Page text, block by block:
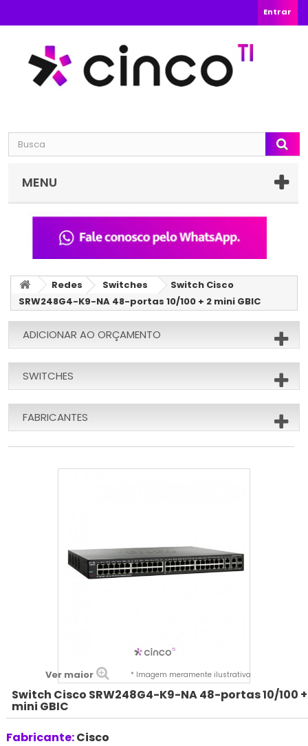
Entrar
MENU
Redes Switches
Switch Cisco
SRW248G4-K9-NA 48-portas 10/100 + 2 mini GBIC
ADICIONAR AO ORÇAMENTO
SWITCHES
FABRICANTES
Ver maior * Imagem meramente ilustrativa
Switch Cisco SRW248G4-K9-NA 48-portas 10/100
mini GBIC
Fabricante:Cisco